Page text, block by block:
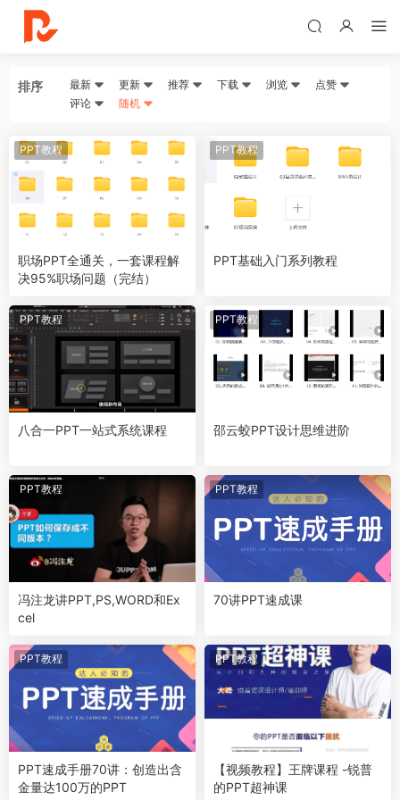
排序 最新 更新 推荐 下载 浏览
点赞
评论
随机
PPT教程
职场PPT全通关，一套课程解
决95%职场问题（完结）
PPT教程
PPT基础入门系列教程
PPT教程
八合一PPT一站式系统课程
PPT教程
邵云蛟PPT设计思维进阶
PPT教程
冯注龙讲PPT,PS,WORD和Ex
cel
PPT教程
70讲PPT速成课
PPT教程
PPT速成手册70讲：创造出含
金量达100万的PPT
PPT教程
【视频教程】王牌课程 -锐普
的PPT超神课